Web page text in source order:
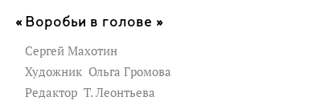
Воробьи в голове »
Сергей Махотин
Художник Ольга Громова
Редактор Т. Леонтьева